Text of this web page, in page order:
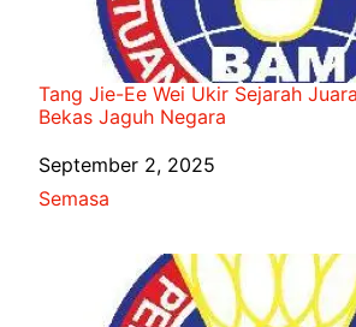
Tang Jie-Ee Wei Ukir Sejarah
Bekas Jaguh Negara
Date
September 2, 2025
In relation to
Semasa